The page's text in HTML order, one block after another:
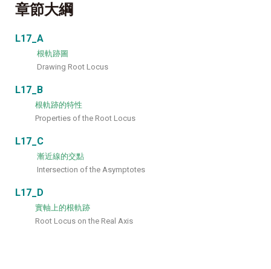
章節大綱
L17_A
根軌跡圖
Drawing Root Locus
L17_B
根軌跡的特性
Properties of the Root Locus
L17_C
漸近線的交點
Intersection of the Asymptotes
L17_D
實軸上的根軌跡
Root Locus on the Real Axis